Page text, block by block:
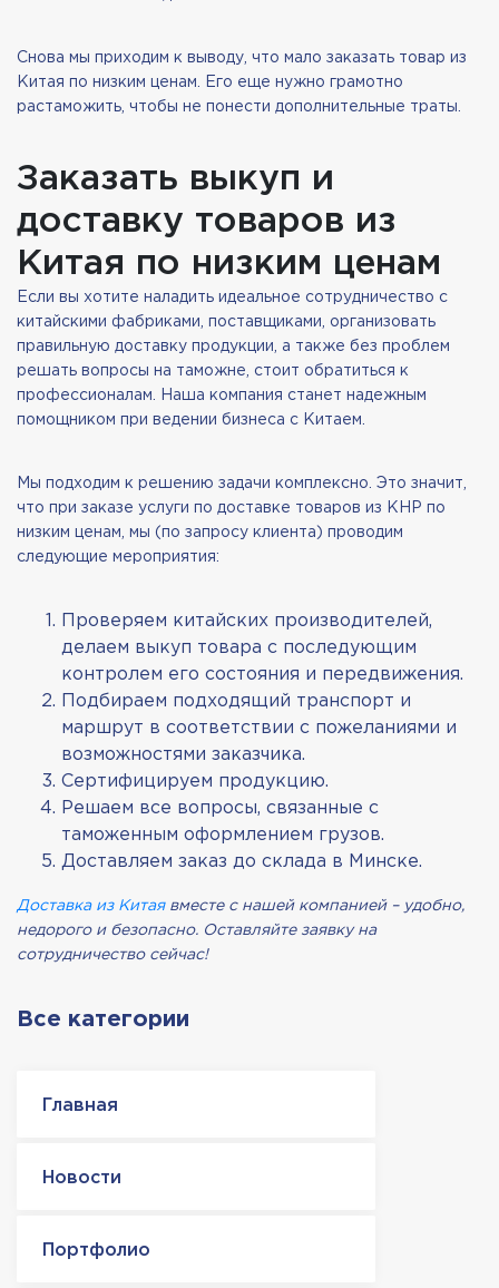
Снова мы приходим к выводу, что мало заказать товар из
Китая по низким ценам. Его еще нужно грамотно
растаможить, чтобы не понести дополнительные траты.
Заказать выкуп и
доставку товаров из
Китая по низким ценам
Если вы хотите наладить идеальное сотрудничество с
китайскими фабриками, поставщиками, организовать
правильную доставку продукции, а также без проблем
решать вопросы на таможне, стоит обратиться к
профессионалам. Наша компания станет надежным
помощником при ведении бизнеса с Китаем.
Мы подходим к решению задачи комплексно. Это значит,
что при заказе услуги по доставке товаров из КНР по
низким ценам, мы (по запросу клиента) проводим
следующие мероприятия:
Проверяем китайских производителей,
делаем выкуп товара с последующим
контролем его состояния и передвижения.
Подбираем подходящий транспорт и
маршрут в соответствии с пожеланиями и
возможностями заказчика.
Сертифицируем продукцию.
Решаем все вопросы, связанные с
таможенным оформлением грузов.
Доставляем заказ до склада в Минске.
Доставка из Китаявместе с нашей компанией – удобно,
недорого и безопасно. Оставляйте заявку на
сотрудничество сейчас!
Все категории
Главная
Новости
Портфолио